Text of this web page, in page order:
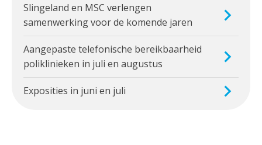
Slingeland en MSC verlengen
samenwerking voor de komende jaren
Aangepaste telefonische bereikbaarheid
poliklinieken in juli en augustus
Exposities in juni en juli